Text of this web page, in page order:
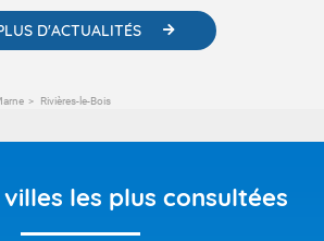
D'ACTUALITÉS
Rivières-le-Bois
les plus consultées